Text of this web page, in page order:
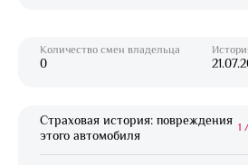
Количество смен владельца
0
Страховая история: повреждения
этого автомобиля
1 /